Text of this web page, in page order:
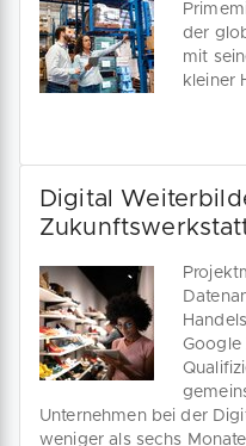
der
mit
kleiner
Digital
Google
Unternehmen bei der
weniger als sechs